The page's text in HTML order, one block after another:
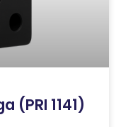
(PRI 1141)